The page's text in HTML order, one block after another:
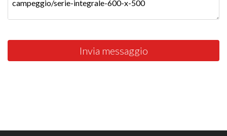
Invia messaggio